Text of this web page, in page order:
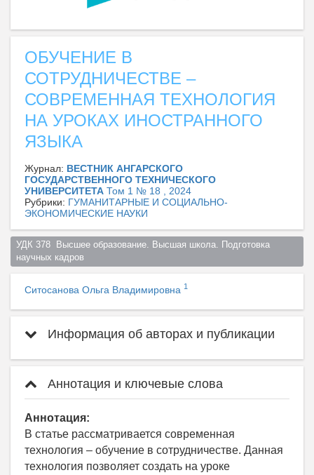
ОБУЧЕНИЕ В
СОТРУДНИЧЕСТВЕ –
СОВРЕМЕННАЯ ТЕХНОЛОГИЯ
НА УРОКАХ ИНОСТРАННОГО
ЯЗЫКА
Журнал: ВЕСТНИК АНГАРСКОГО
ГОСУДАРСТВЕННОГО ТЕХНИЧЕСКОГО
УНИВЕРСИТЕТА Том 1 № 18 , 2024
Рубрики: ГУМАНИТАРНЫЕ И СОЦИАЛЬНО-
ЭКОНОМИЧЕСКИЕ НАУКИ
УДК 378  Высшее образование. Высшая школа. Подготовка
научных кадров
Ситосанова Ольга Владимировна 1
Информация об авторах и публикации
Аннотация и ключевые слова
Аннотация:
В статье рассматривается современная
технология – обучение в сотрудничестве. Данная
технология позволяет создать на уроке